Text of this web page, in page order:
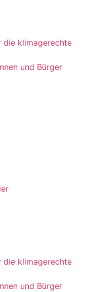
die klimagerechte
und Bürger
die klimagerechte
und Bürger